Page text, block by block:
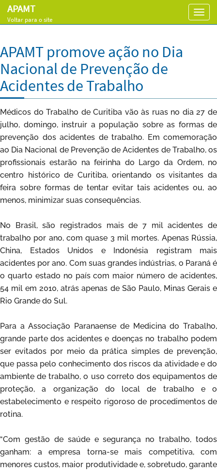
APAMT
Voltar para o site
APAMT promove ação no Dia
Nacional de Prevenção de
Acidentes de Trabalho
Médicos do Trabalho de Curitiba vão às ruas no dia 27 de
julho, domingo, instruir a população sobre as formas de
prevenção dos acidentes de trabalho. Em comemoração
ao Dia Nacional de Prevenção de Acidentes de Trabalho, os
profissionais estarão na feirinha do Largo da Ordem, no
centro histórico de Curitiba, orientando os visitantes da
feira sobre formas de tentar evitar tais acidentes ou, ao
menos, minimizar suas consequências.
No Brasil, são registrados mais de 7 mil acidentes de
trabalho por ano, com quase 3 mil mortes. Apenas Rússia,
China, Estados Unidos e Indonésia registram mais
acidentes por ano. Com suas grandes indústrias, o Paraná é
o quarto estado no país com maior número de acidentes,
54 mil em 2010, atrás apenas de São Paulo, Minas Gerais e
Rio Grande do Sul.
Para a Associação Paranaense de Medicina do Trabalho,
grande parte dos acidentes e doenças no trabalho podem
ser evitados por meio da prática simples de prevenção,
que passa pelo conhecimento dos riscos da atividade e do
ambiente de trabalho, o uso correto dos equipamentos de
proteção, a organização do local de trabalho e o
estabelecimento e respeito rigoroso de procedimentos de
rotina.
“Com gestão de saúde e segurança no trabalho, todos
ganham: a empresa torna-se mais competitiva, com
menores custos, maior produtividade e, sobretudo, garante